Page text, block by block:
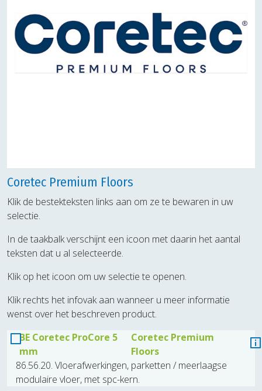
Coretec Premium Floors
Klik de bestekteksten links aan om ze te bewaren in uw
selectie.
In de taakbalk verschijnt een icoon met daarin het aantal
teksten dat u al selecteerde.
Klik op het icoon om uw selectie te openen.
Klik rechts het infovak aan wanneer u meer informatie
wenst over het beschreven product.
BE Coretec ProCore 5
mm
Coretec Premium
Floors
86.56.20. Vloerafwerkingen, parketten / meerlaagse
modulaire vloer, met spc-kern.